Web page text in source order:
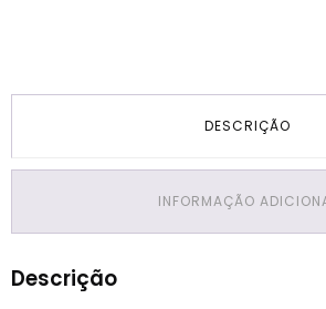
DESCRIÇÃO
INFORMAÇÃO
Descrição